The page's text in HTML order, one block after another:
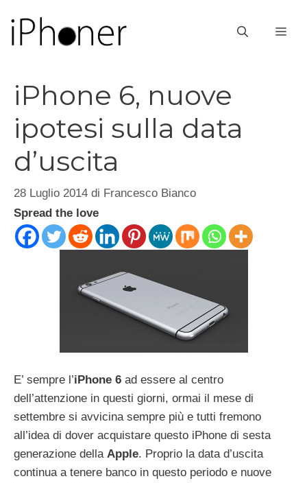
contenuto
iPhone 6, nuove
ipotesi sulla data
d’uscita
28 Luglio 2014 di Francesco Bianco
Spread the love
E’ sempre l’iPhone 6 ad essere al centro
dell’attenzione in questi giorni, ormai il mese di
settembre si avvicina sempre più e tutti fremono
all’idea di dover acquistare questo iPhone di sesta
generazione della Apple. Proprio la data d’uscita
continua a tenere banco in questo periodo e nuove